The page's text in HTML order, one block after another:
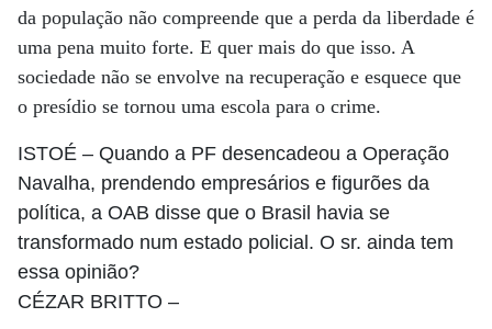
da população não compreende que a perda da liberdade é
uma pena muito forte. E quer mais do que isso. A
sociedade não se envolve na recuperação e esquece que
o presídio se tornou uma escola para o crime.
ISTOÉ – Quando a PF desencadeou a Operação
Navalha, prendendo empresários e figurões da
política, a OAB disse que o Brasil havia se
transformado num estado policial. O sr. ainda tem
essa opinião?
CÉZAR BRITTO –